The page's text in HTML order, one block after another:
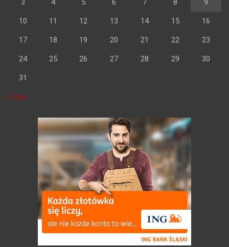
3 4 5 6 7 8 9
10 11 12 13 14 15 16
17 18 19 20 21 22 23
24 25 26 27 28 29 30
31
« cze